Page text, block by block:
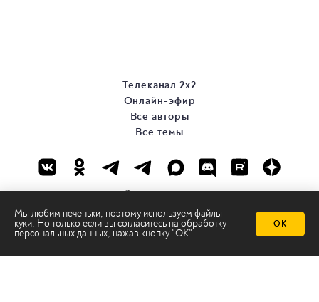
Мы любим печеньки, поэтому используем файлы
куки. Но только если вы согласитесь на обработку
персональных данных, нажав кнопку "ОК"
ОК
Телеканал 2х2
Онлайн-эфир
Все авторы
Все темы
© ООО «ТРК «2Х2», 2026
Правовая информация